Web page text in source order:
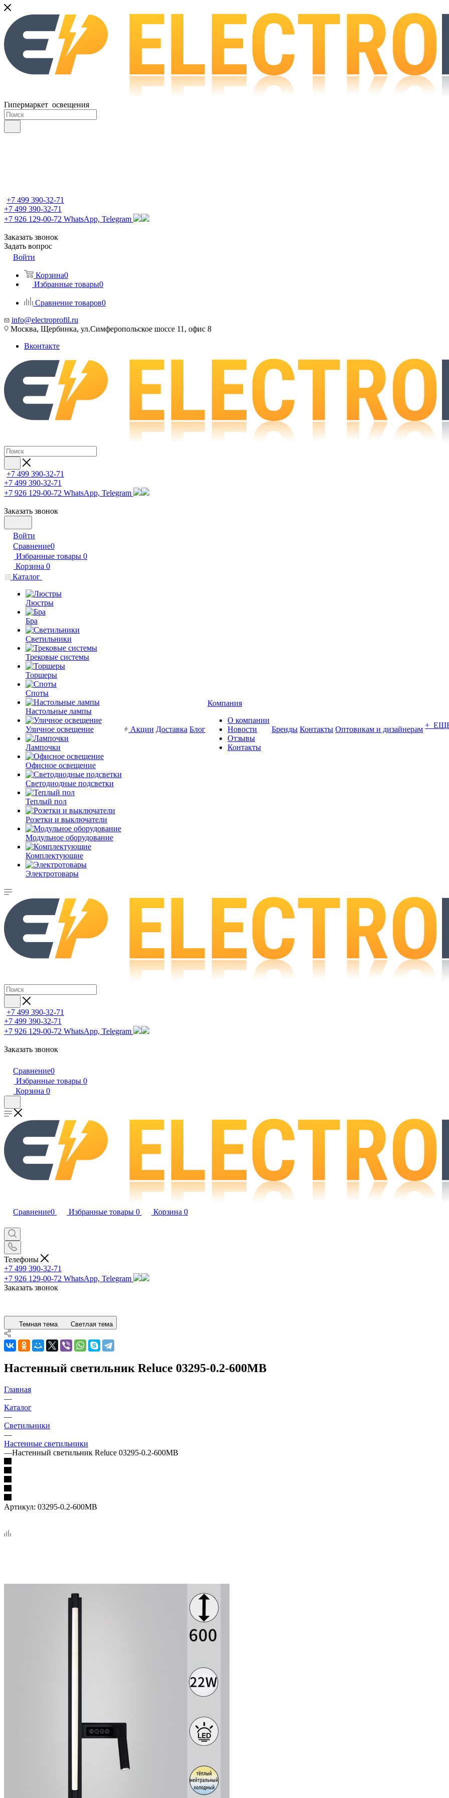
Гипермаркет освещения
+7 499 390-32-71
+7 499 390-32-71
+7 926 129-00-72 WhatsApp, Telegram
Заказать звонок
Задать вопрос
Войти
Корзина0
Избранные товары0
Сравнение товаров0
info@electroprofil.ru
Москва, Щербинка, ул.Симферопольское шоссе 11, офис 8
Вконтакте
+7 499 390-32-71
+7 499 390-32-71
+7 926 129-00-72 WhatsApp, Telegram
Заказать звонок
Войти
Сравнение0
Избранные товары 0
Корзина 0
Каталог
Люстры
Бра
Светильники
Трековые системы
Торшеры
Споты
Настольные лампы
Уличное освещение
Лампочки
Офисное освещение
Светодиодные подсветки
Теплый пол
Розетки и выключатели
Модульное оборудование
Комплектующие
Электротовары
Акции Доставка Блог
Компания
О компании
Новости
Отзывы
Контакты
Бренды Контакты Оптовикам и дизайнерам +
+7 499 390-32-71
+7 499 390-32-71
+7 926 129-00-72 WhatsApp, Telegram
Заказать звонок
Сравнение0
Избранные товары 0
Корзина 0
Сравнение0 Избранные товары 0 Корзина 0
Телефоны
+7 499 390-32-71
+7 926 129-00-72 WhatsApp, Telegram
Заказать звонок
Темная тема Светлая тема
Настенный светильник Reluce 03295-0.2-600MB
Главная
—
Каталог
—
Светильники
—
Настенные светильники
—Настенный светильник Reluce 03295-0.2-600MB
Артикул: 03295-0.2-600MB